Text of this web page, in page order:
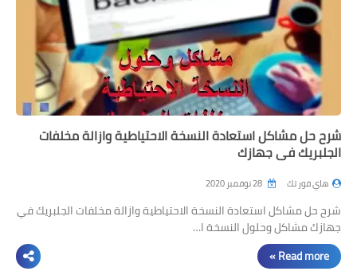
شرح حل مشاكل استعادة النسخة الاحتياطية وازالة مخلفات
الجلبريك في جهازك
هاي فور تك
شرح حل مشاكل استعادة النسخة الاحتياطية وازالة مخلفات الجلبريك في
جهازك مشاكل وحلول النسخة ا…
Read more »